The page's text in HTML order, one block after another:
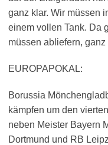
ganz klar. Wir müssen
einem vollen Tank. Da
müssen abliefern, ganz
EUROPAPOKAL:
Borussia
kämpfen um den
neben Meister Bayern
Dortmund und RB